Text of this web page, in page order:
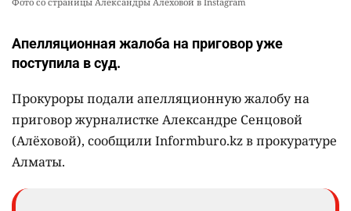
Апелляционная жалоба на приговор уже
поступила в суд.
Прокуроры подали апелляционную жалобу на
приговор журналистке Александре Сенцовой
(Алёховой), сообщили Informburo.kz в прокуратуре
Алматы.